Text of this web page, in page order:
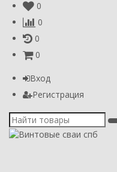
0
0
0
0
Вход
Регистрация